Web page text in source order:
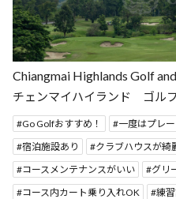
Chiangmai Highlands Golf
チェンマイハイランド ゴル
Go Golfおすすめ！ 一度はプレ
宿泊施設あり
クラブハウスが綺
コースメンテナンスがいい
グリ
コース内カート乗り入れOK
練